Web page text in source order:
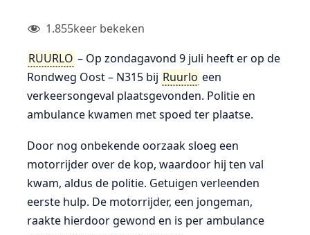
1.855keer bekeken
RUURLO – Op zondagavond 9 juli heeft er op de
Rondweg Oost – N315 bij Ruurlo een
verkeersongeval plaatsgevonden. Politie en
ambulance kwamen met spoed ter plaatse.
Door nog onbekende oorzaak sloeg een
motorrijder over de kop, waardoor hij ten val
kwam, aldus de politie. Getuigen verleenden
eerste hulp. De motorrijder, een jongeman,
raakte hierdoor gewond en is per ambulance